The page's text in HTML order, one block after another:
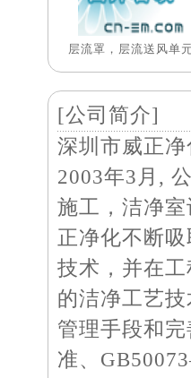
层流罩，层流送风单
[公司简介]
深圳市威正
2003年3月,
施工，洁净
正净化不断
技术，并在
的洁净工艺
管理手段和
准、